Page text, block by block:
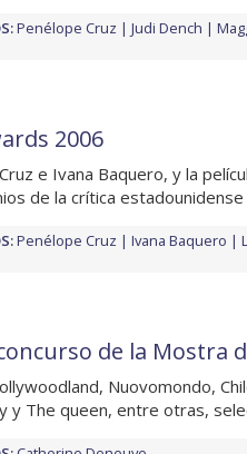
Penélope Cruz Judi Dench
2006
e Ivana Baquero, y la
de la crítica estadounidense
Penélope Cruz Ivana Baquero
de la Mostra
Nuovomondo,
y The queen, entre otras,